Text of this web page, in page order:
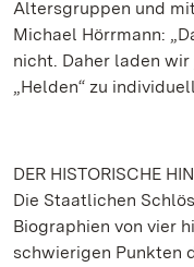
Altersgruppen und
Michael Hörrmann:
nicht. Daher laden
„Helden“ zu
DER HISTORISCHE
Die Staatlichen
Biographien von vier
schwierigen Punkten